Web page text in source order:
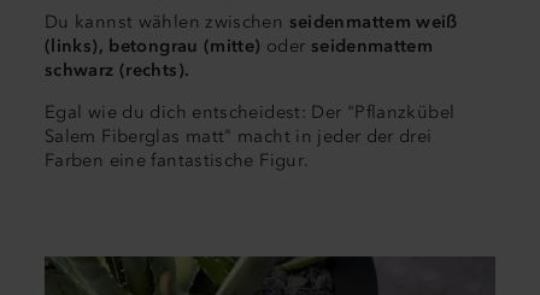
Du kannst wählen zwischen seidenmattem weiß
(links), betongrau (mitte) oder seidenmattem
schwarz (rechts).
Egal wie du dich entscheidest: Der "Pflanzkübel
Salem Fiberglas matt" macht in jeder der drei
Farben eine fantastische Figur.